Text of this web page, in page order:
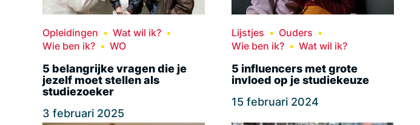
Opleidingen
Wat wil ik?
Wie ben ik?
WO
5 belangrijke vragen die je
jezelf moet stellen als
studiezoeker
3 februari 2025
Lijstjes
Ouders
Wie ben ik?
Wat wil ik?
5 influencers met grote
invloed op je studiekeuze
15 februari 2024